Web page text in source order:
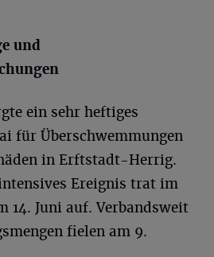
und
ein sehr heftiges
für Überschwemmungen
in Erftstadt-Herrig.
Ereignis trat im
14. Juni auf. Verbandsweit
fielen am 9.